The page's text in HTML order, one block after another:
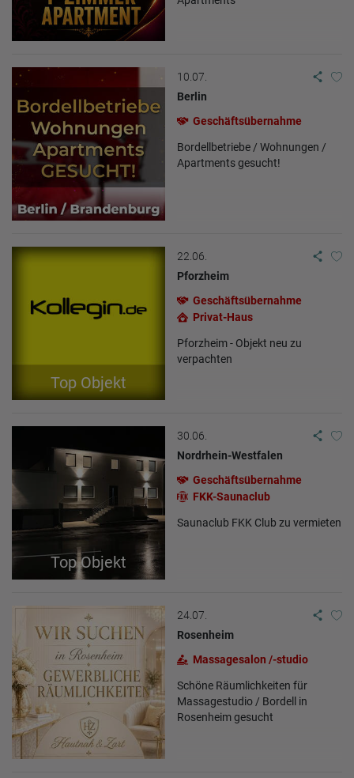
10.07.
Berlin
Geschäftsübernahme
Bordellbetriebe / Wohnungen /
Apartments gesucht!
Top Objekt
22.06.
Pforzheim
Geschäftsübernahme
Privat-Haus
Pforzheim - Objekt neu zu
verpachten
Top Objekt
30.06.
Nordrhein-Westfalen
Geschäftsübernahme
FKK-Saunaclub
Saunaclub FKK Club zu vermieten
24.07.
Rosenheim
Massagesalon /-studio
Schöne Räumlichkeiten für
Massagestudio / Bordell in
Rosenheim gesucht